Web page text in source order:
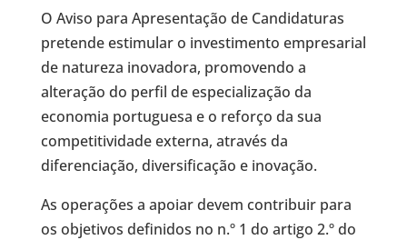
O Aviso para Apresentação de Candidaturas
pretende estimular o investimento empresarial
de natureza inovadora, promovendo a
alteração do perfil de especialização da
economia portuguesa e o reforço da sua
competitividade externa, através da
diferenciação, diversificação e inovação.
As operações a apoiar devem contribuir para
os objetivos definidos no n.º 1 do artigo 2.º do